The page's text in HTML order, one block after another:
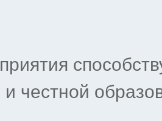
и честной